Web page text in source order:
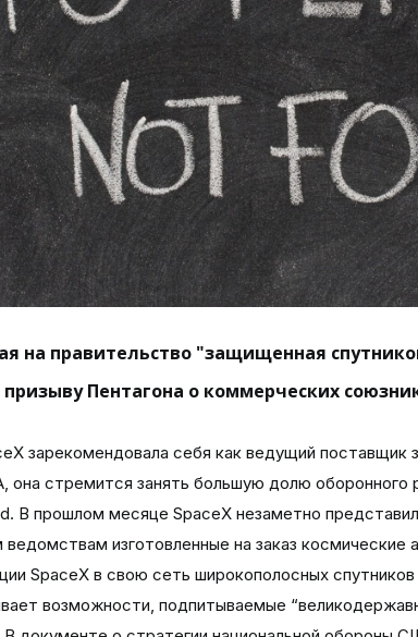
на правительство "защищенная
Пентагона о коммерческих
и международных исследований Джон Пламб, помощник министра обороны по космической политике. Он отметил, что Украина является первым крупным конфликтом, где коммерческие космические технологии вступили в значительную роль. Интеграция коммерческого пространства в военные операции - это “путь в будущее”, - сказал Пламб. “Теперь совершенно ясно, что департаменту не нужно создавать собственное созвездие для каждой миссии, чтобы обеспечить устойчивость”. Хайди Шью, заместитель министра обороны по исследованиям и инженерии, в служебной записке от 21 ноября заявила, что Пентагон ожидает большей зависимости от космической отрасли, и поручила Совету по оборонным наукам рекомендовать шаги, которые МО должно предпринять, чтобы обеспечить ему доступ к коммерческим источникам. “Из-за быстрого улучшения коммерческих космических возможностей необходим комплексный план использования коммерческих космических систем в контексте засекреченных космических возможностей США”, - говорится в записке. ВОЗМОЖНОСТИ ДЛЯ КОММЕРЧЕСКОГО КОСМОСА SpaceX не поделилась многими подробностями о своей линейке продуктов Starshield, и компания не ответила на вопросы SpaceNews об инициативе. Веб-сайт SpaceX описывает Starshield как “защищенную спутниковую сеть для правительственных учреждений” с “первоначальным фокусом” на прямую доставку обработанных данных наблюдения Земли, безопасную глобальную связь, обеспечиваемую межспутниковыми лазерными линиями связи, и спутниковые шины для размещения “самых требовательных миссий с полезной нагрузкой”. Компания также подчеркивает свои существующие отношения с военными и разведывательным сообществом США, а также ноу-хау, полученные в ходе коммерческих операций Starlink. Способность Starlink работать на Украине практически без сбоев не осталась незамеченной Пентагоном. 20 декабря агентство Bloomberg сообщило, что SpaceX отправила в Украину 22 000 терминалов Starlink с начала войны в феврале, включая замену единиц, уничтоженных в бою. Украинский правительственный чиновник сообщил Bloomberg, что страна запросит еще 10 000. По словам Тодда Харрисона, аналитика по оборонному бюджету и управляющего директора Metrea Strategic Insights, Starshield предположительно предложит индивидуальные спутники и терминалы Starlink, которыми Министерство обороны могло бы владеть или арендовать. “Я думаю, что SpaceX готова использовать опыт и производственные навыки, которые она приобрела в своем бизнесе Starlink, для массового производства довольно сложных спутников”, - сказал Харрисон. Фото: иллюстрация SpaceNews Пространство национальной безопасности в настоящее время является одной из самых быстрорастущих областей бюджета Министерства обороны, и коммерческие игроки, такие как SpaceX, “уже некоторое время готовятся удовлетворить спрос на оборонном рынке”, отметил он. Законопроект о расходах на 2023 год, принятый Конгрессом 23 декабря для финансирования правительства до 30 сентября, добавил министерству обороны 69,3 миллиарда долларов сверх того, что запросил Пентагон. Увеличение оборонных расходов включает в себя 1,7 миллиарда долларов на программы космических сил. Первоначальный подход SpaceX заключался в том, чтобы продавать Starlink communications в качестве коммерческой услуги министерству обороны, сказал Харрисон, “но, думаю, они обнаруживают, что это сложнее, чем они думали”, и есть также выгодные возможности для продажи специализированных спутников с использованием существующих производственных линий. Starshield использует опыт SpaceX в качестве поставщика спутников для Агентства космических разработок Космических сил. SDA закупает спутники для создания транспортного уровня на низкой околоземной орбите, ячеистой сети, которая будет передавать данные, собранные слоем отслеживания спутников обнаружения ракет. В соответствии с контрактом 2020 года SpaceX объединилась с Leidos Corp. для создания четырех спутников слежения, запуск которых запланирован на март. Харрисон сказал, что при наличии линии горячего производства, производящей примерно 120 спутников Starlink в месяц, “почему бы просто не удвоить усилия и не построить уникальные для правительства спутники, если это то, чего они хотят?” По его словам, объединяя свою производственную мощь и опыт в создании военных спутников, “SpaceX может использовать это, чтобы пробиться на этот рынок и, вероятно, превзойти многие традиционные простые числа”. Эндрю Пенн, аналитик космической отрасли и руководитель консалтинговой фирмы Oliver Wyman, рассматривает Starshield как “логичный следующий шаг для SpaceX по использованию